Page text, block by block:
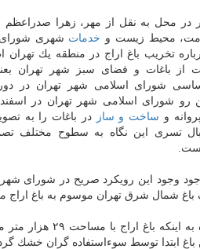
در محل به نقل از مهر، زهرا صدراعظم
محیط زیست و خدمات شهری
تخریب باغ اراج در منطقه یك تهران
از باغات و فضای سبز شهر تهران
شورای اسلامی شهر تهران در
و ساخت و ساز
در باغات را به
تسری این نگاه به سطوح مختلف
است.
وجود این رویكرد صریح در شورای
باغ شمال شرق تهران موسوم به باغ اراج
۱۳۹۴این باغ ابتدا توسط سوءاستفاده